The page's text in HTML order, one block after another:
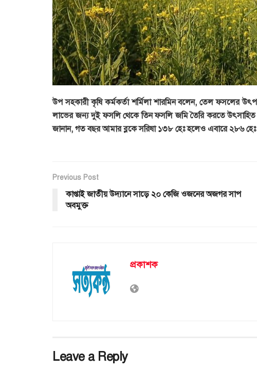
উপ সহকারী কৃষি কর্মকর্তা শর্মিলা শারমিন বলেন, তেল ফসলের
লাভের জন্য দুই ফসলি থেকে তিন ফসলি জমি তৈরি করতে উৎসাহিত
জানান, গত বছর আমার ব্লকে সরিষা ১৩৮ হেঃ হলেও এবারে ২৮৬ হেঃ
Previous Post
কাপ্তাই জাতীয় উদ্যানে সাড়ে ২০ কেজি ওজনের অজগর সাপ
অবমুক্ত
প্রকাশক
Leave a Reply